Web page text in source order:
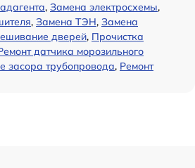
, Замена электросхемы,
, Замена ТЭН, Замена
дверей, Прочистка
датчика морозильного
засора трубопровода, Ремонт